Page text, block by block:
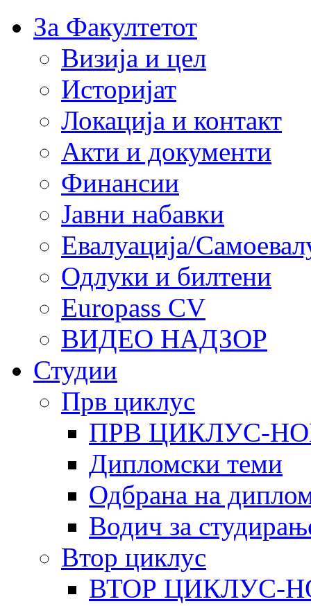
За Факултетот
Визија и цел
Историјат
Локација и контакт
Акти и документи
Финансии
Јавни набавки
Евалуација/
Одлуки и билтени
Europass CV
ВИДЕО НАДЗОР
Студии
Прв циклус
ПРВ ЦИКЛУС-
Дипломски теми
Одбрана на
Водич за
Втор циклус
ВТОР ЦИКЛУС-